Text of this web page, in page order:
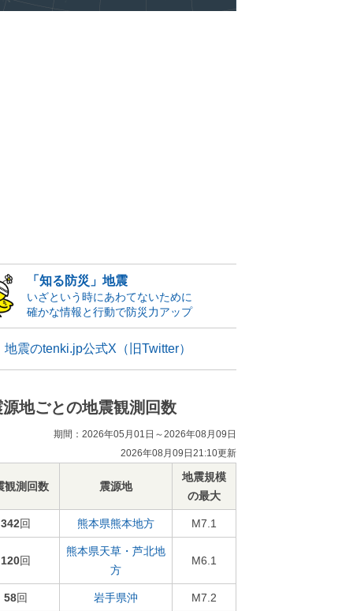
「知る防災」地震
いざという時にあわてないために
確かな情報と行動で防災力アップ
地震のtenki.jp公式X（旧Twitter）
源地ごとの地震観測回数
期間：2026年05月01日～2026年08月09日
2026年08月09日21:10更新
観測回数 震源地
地震規模
の最大
342回 熊本県熊本地方 M7.1
120回
熊本県天草・芦北地
方
M6.1
58回 岩手県沖 M7.2